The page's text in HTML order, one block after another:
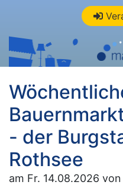
- der
Rothsee
am Fr. 14.08.2026